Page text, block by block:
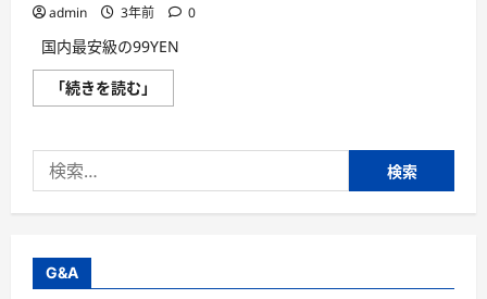
admin 3年前 0
国内最安級の99YEN
「続きを読む」
レ
ル
バ
ー】
級
索:
G&A